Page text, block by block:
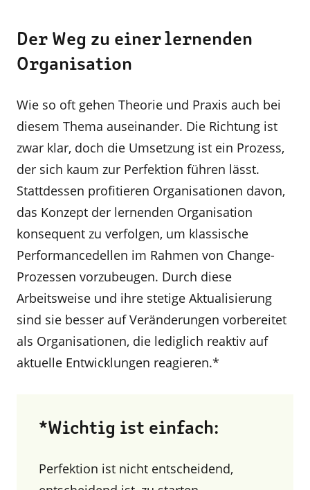
Der Weg zu einer lernenden
Organisation
Wie so oft gehen Theorie und Praxis auch bei
diesem Thema auseinander. Die Richtung ist
zwar klar, doch die Umsetzung ist ein Prozess,
der sich kaum zur Perfektion führen lässt.
Stattdessen profitieren Organisationen davon,
das Konzept der lernenden Organisation
konsequent zu verfolgen, um klassische
Performancedellen im Rahmen von Change-
Prozessen vorzubeugen. Durch diese
Arbeitsweise und ihre stetige Aktualisierung
sind sie besser auf Veränderungen vorbereitet
als Organisationen, die lediglich reaktiv auf
aktuelle Entwicklungen reagieren.*
*Wichtig ist einfach:
Perfektion ist nicht entscheidend,